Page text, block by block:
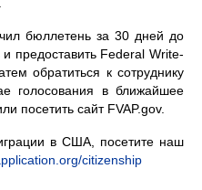
бюллетень за 30 дней до
предоставить Federal Write-
обратиться к сотруднику
голосования в ближайшее
посетить сайт FVAP.gov.
в США, посетите наш
citizenship